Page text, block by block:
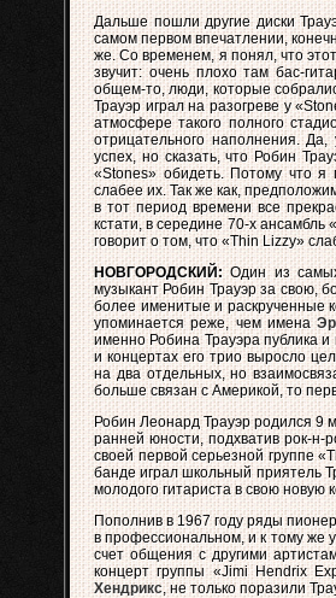
Дальше пошли другие диски
самом первом впечатлении,
же. Со временем, я понял, что
звучит: очень плохо там бас-
общем-то, люди, которые
Трауэр играл на разогреве у
атмосфере такого полного
отрицательного наполнения.
успех, но сказать, что Робин
«Stones» обидеть. Потому что я
слабее их. Так же как,
в тот период времени все
кстати, в середине 70-х ансамбль
говорит о том, что «Thin Lizzy»
НОВГОРОДСКИЙ:Один из самых
музыкант Робин Трауэр за свою,
более именитые и раскрученные
упоминается реже, чем имена
именно Робина Трауэра публика и
и концертах его трио выросло
на два отдельных, но
больше связан с Америкой, то
Робин Леонард Трауэр родился 9
ранней юности, подхватив рок-н-
своей первой серьезной группе
банде играл школьный приятель
молодого гитариста в свою новую
Пополнив в 1967 году ряды
в профессиональном, и к тому же
счет общения с другими
концерт группы «Jimi Hendrix
Хендрикс, не только поразили